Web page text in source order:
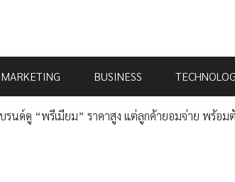
MARKETING BUSINESS